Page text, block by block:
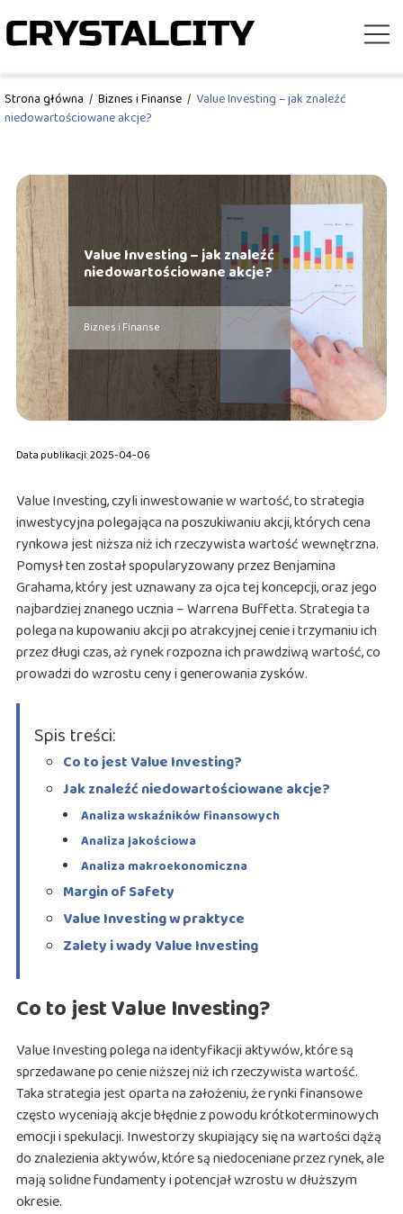
Strona główna / Biznes i Finanse / Value Investing – jak znaleźć
niedowartościowane akcje?
Value Investing – jak znaleźć
niedowartościowane akcje?
Biznes i Finanse
Data publikacji: 2025-04-06
Value Investing, czyli inwestowanie w wartość, to strategia
inwestycyjna polegająca na poszukiwaniu akcji, których cena
rynkowa jest niższa niż ich rzeczywista wartość wewnętrzna.
Pomysł ten został spopularyzowany przez Benjamina
Grahama, który jest uznawany za ojca tej koncepcji, oraz jego
najbardziej znanego ucznia – Warrena Buffetta. Strategia ta
polega na kupowaniu akcji po atrakcyjnej cenie i trzymaniu ich
przez długi czas, aż rynek rozpozna ich prawdziwą wartość, co
prowadzi do wzrostu ceny i generowania zysków.
Spis treści:
Co to jest Value Investing?
Jak znaleźć niedowartościowane akcje?
Analiza wskaźników finansowych
Analiza jakościowa
Analiza makroekonomiczna
Margin of Safety
Value Investing w praktyce
Zalety i wady Value Investing
Co to jest Value Investing?
Value Investing polega na identyfikacji aktywów, które są
sprzedawane po cenie niższej niż ich rzeczywista wartość.
Taka strategia jest oparta na założeniu, że rynki finansowe
często wyceniają akcje błędnie z powodu krótkoterminowych
emocji i spekulacji. Inwestorzy skupiający się na wartości dążą
do znalezienia aktywów, które są niedoceniane przez rynek, ale
mają solidne fundamenty i potencjał wzrostu w dłuższym
okresie.